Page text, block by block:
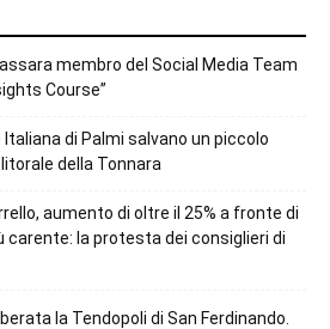
membro del Social Media Team
Course”
Italiana di Palmi salvano un piccolo
della Tonnara
aumento di oltre il 25% a fronte di
carente: la protesta dei consiglieri di
la Tendopoli di San Ferdinando.